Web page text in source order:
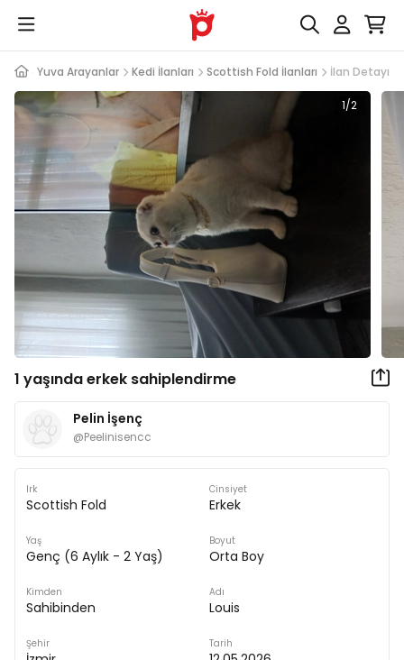
Yuva Arayanlar Kedi İlanları Scottish Fold İlanları İlan Detayı
1/2
1 yaşında erkek sahiplendirme
Pelin İşenç
@Peelinisencc
Irk
Scottish Fold
Cinsiyet
Erkek
Yaş
Genç (6 Aylık - 2 Yaş)
Boyut
Orta Boy
Kimden
Sahibinden
Adı
Louis
Şehir Tarih